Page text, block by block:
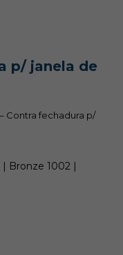
p/ janela de
Contra fechadura p/
Bronze 1002 |